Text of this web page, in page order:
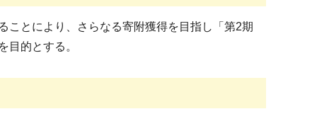
ことにより、さらなる寄附獲得を目指し「第2期
目的とする。